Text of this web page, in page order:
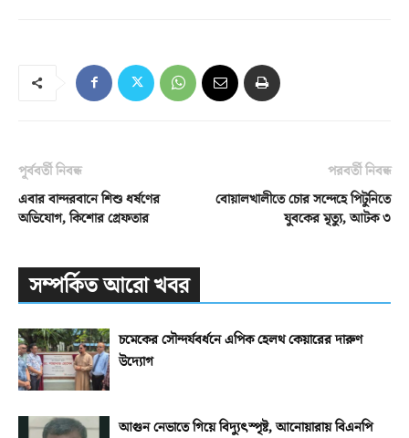
পূর্ববর্তী নিবন্ধ
এবার বান্দরবানে শিশু ধর্ষণের
অভিযোগ, কিশোর গ্রেফতার
পরবর্তী নিবন্ধ
বোয়ালখালীতে চোর সন্দেহে পিটুনিতে
যুবকের মৃত্যু, আটক ৩
সম্পর্কিত আরো খবর
চমেকের সৌন্দর্যবর্ধনে এপিক হেলথ কেয়ারের দারুণ
উদ্যোগ
আগুন নেভাতে গিয়ে বিদ্যুৎস্পৃষ্ট, আনোয়ারায় বিএনপি